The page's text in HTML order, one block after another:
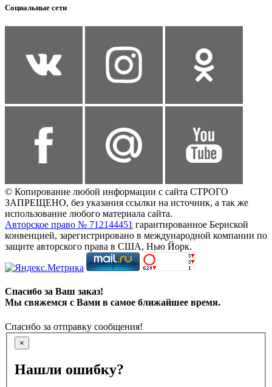
Социальные сети
© Копирование любой информации с сайта СТРОГО
ЗАПРЕЩЕНО, без указания ссылки на источник, а так же
использование любого материала сайта.
Авторское право № 712144451 гарантированное Бернской
конвенцией, зарегистрировано в международной компании по
защите авторского права в США, Нью Йорк.
Спасибо за Ваш заказ!
Мы свяжемся с Вами в самое ближайшее время.
Спасибо за отправку сообщения!
×
Нашли ошибку?